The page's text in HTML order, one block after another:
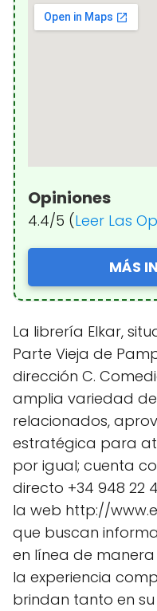
Opiniones
4.4/5 (Leer Las
MÁS
La librería Elkar,
Parte Vieja de
dirección C.
amplia variedad
relacionados,
estratégica para
por igual; cuenta
directo +34 948 22
la web http://
que buscan
en línea de
la experiencia
brindan tanto en